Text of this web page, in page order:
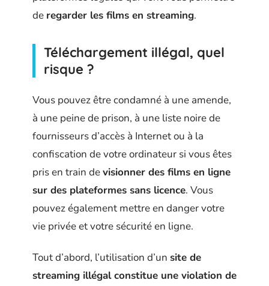
de regarder les films en streaming.
Téléchargement illégal, quel
risque ?
Vous pouvez être condamné à une amende,
à une peine de prison, à une liste noire de
fournisseurs d’accès à Internet ou à la
confiscation de votre ordinateur si vous êtes
pris en train devisionner des films en ligne
sur des plateformes sans licence. Vous
pouvez également mettre en danger votre
vie privée et votre sécurité en ligne.
Tout d’abord, l’utilisation d’un site de
streaming illégal constitue une violation de